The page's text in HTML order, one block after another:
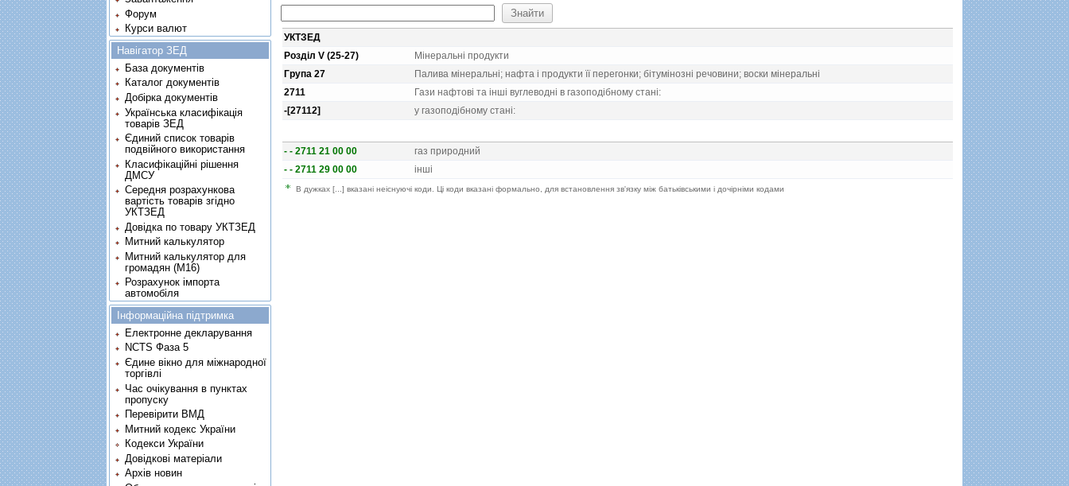
УКТЗЕД
Розділ V (25-27)
Мiнеральнi продукти
Група 27
Палива мiнеральнi; нафта i продукти її перегонки; бiтумiнознi речовини; воски мiнеральнi
2711
Гази нафтовi та iншi вуглеводнi в газоподiбному станi:
-[27112]
у газоподiбному станi:
- - 2711 21 00 00
газ природний
- - 2711 29 00 00
iншi
В дужках [...] вказані неіснуючі коди. Ці коди вказані формально, для встановлення зв'язку між батьківськими і дочірніми кодами
Форум
Курси валют
Навігатор ЗЕД
База документів
Каталог документів
Добірка документів
Українська класифікація
товарів ЗЕД
Єдиний список товарів
подвійного використання
Класифікаційні рішення
ДМСУ
Середня розрахункова
вартість товарів згідно
УКТЗЕД
Довідка по товару УКТЗЕД
Митний калькулятор
Митний калькулятор для
громадян (М16)
Розрахунок імпорта
автомобіля
Інформаційна підтримка
Електронне декларування
NCTS Фаза 5
Єдине вікно для міжнародної
торгівлі
Час очікування в пунктах
пропуску
Перевірити ВМД
Митний кодекс України
Кодекси України
Довідкові матеріали
Архів новин